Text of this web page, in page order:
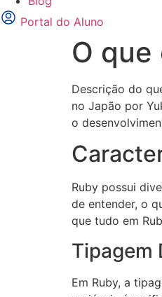
Portal do Aluno
O que
Descrição do
no Japão por
o
Ruby possui
de entender, o
que tudo em
Tipagem
Em Ruby, a